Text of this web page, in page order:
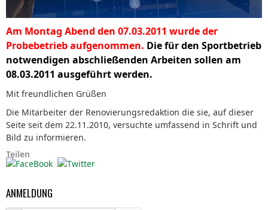
Am Montag Abend den 07.03.2011 wurde der
Probebetrieb aufgenommen. Die für den Sportbetrieb
notwendigen abschließenden Arbeiten sollen am
08.03.2011 ausgeführt werden.
Mit freundlichen Grüßen
Die Mitarbeiter der Renovierungsredaktion die sie, auf dieser
Seite seit dem 22.11.2010, versuchte umfassend in Schrift und
Bild zu informieren.
Teilen
ANMELDUNG